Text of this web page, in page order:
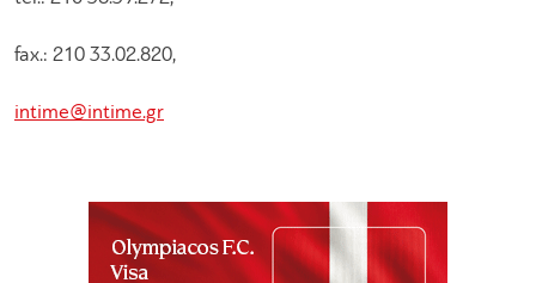
fax.: 210 33.02.820,
intime@intime.gr